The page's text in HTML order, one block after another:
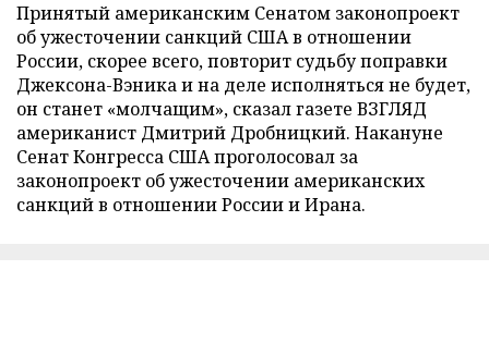
Принятый американским Сенатом законопроект
об ужесточении санкций США в отношении
России, скорее всего, повторит судьбу поправки
Джексона-Вэника и на деле исполняться не будет,
он станет «молчащим», сказал газете ВЗГЛЯД
американист Дмитрий Дробницкий. Накануне
Сенат Конгресса США проголосовал за
законопроект об ужесточении американских
санкций в отношении России и Ирана.